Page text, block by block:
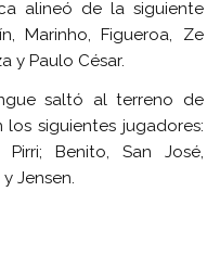
alineó de la siguiente
Marinho, Figueroa, Ze
y Paulo César.
saltó al terreno de
siguientes jugadores:
Benito, San José,
Jensen.